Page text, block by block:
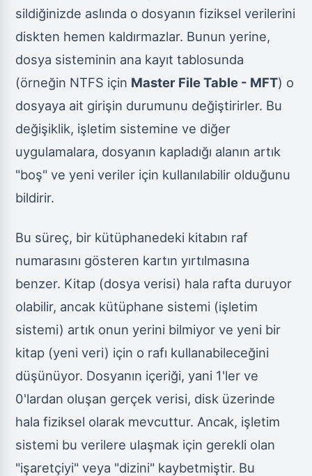
sildiğinizde aslında o dosyanın fiziksel verilerini
diskten hemen kaldırmazlar. Bunun yerine,
dosya sisteminin ana kayıt tablosunda
(örneğin NTFS için Master File Table - MFT) o
dosyaya ait girişin durumunu değiştirirler. Bu
değişiklik, işletim sistemine ve diğer
uygulamalara, dosyanın kapladığı alanın artık
"boş" ve yeni veriler için kullanılabilir olduğunu
bildirir.
Bu süreç, bir kütüphanedeki kitabın raf
numarasını gösteren kartın yırtılmasına
benzer. Kitap (dosya verisi) hala rafta duruyor
olabilir, ancak kütüphane sistemi (işletim
sistemi) artık onun yerini bilmiyor ve yeni bir
kitap (yeni veri) için o rafı kullanabileceğini
düşünüyor. Dosyanın içeriği, yani 1'ler ve
0'lardan oluşan gerçek verisi, disk üzerinde
hala fiziksel olarak mevcuttur. Ancak, işletim
sistemi bu verilere ulaşmak için gerekli olan
"işaretçiyi" veya "dizini" kaybetmiştir. Bu